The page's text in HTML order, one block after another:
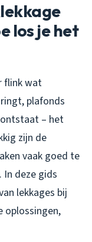
los je het
flink wat
plafonds
– het
zijn de
vaak goed te
deze gids
lekkages bij
oplossingen,